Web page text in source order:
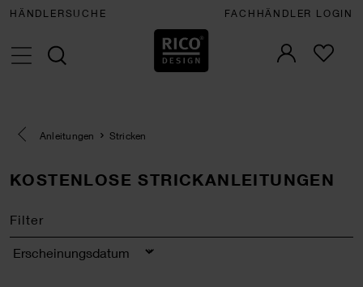
HÄNDLERSUCHE FACHHÄNDLER LOGIN
Eine Kategorie zurück navigieren
Anleitungen Stricken
KOSTENLOSE STRICKANLEITUNGEN
Filter
Sortierung